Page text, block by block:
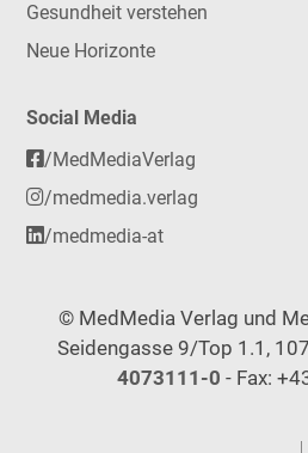
Gesundheit verstehen
Neue Horizonte
Social Media
/MedMediaVerlag
/medmedia.verlag
/medmedia-at
© MedMedia Verlag und
Seidengasse 9/Top 1.1,
4073111-0 - Fax: